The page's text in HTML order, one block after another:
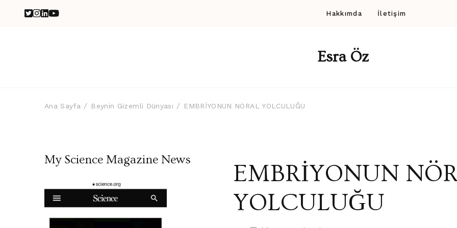
Hakkımda İletişim
Esra Öz
Ana Sayfa Beynin Gizemli Dünyası EMBRİYONUN NÖRAL YOLCULUĞU
EMBRİYONUN
YOLCULUĞU
My Science Magazine News